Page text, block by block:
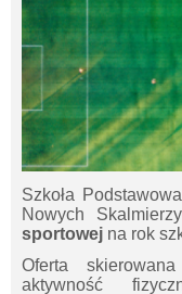
Szkoła
Nowych
sportowej na rok
Oferta
aktywność